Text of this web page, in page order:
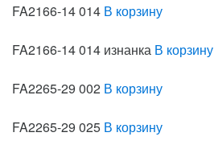
FA2166-14 014 В корзину
FA2166-14 014 изнанка В корзину
FA2265-29 002 В корзину
FA2265-29 025 В корзину